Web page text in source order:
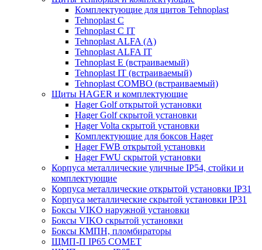
Комплектующие для щитов Tehnoplast
Tehnoplast C
Tehnoplast C IT
Tehnoplast ALFA (А)
Tehnoplast ALFA IT
Tehnoplast E (встраиваемый)
Tehnoplast IT (встраиваемый)
Tehnoplast COMBO (встраиваемый)
Щиты HAGER и комплектующие
Hager Golf открытой установки
Hager Golf скрытой установки
Hager Volta скрытой установки
Комплектующие для боксов Hager
Hager FWB открытой установки
Hager FWU скрытой установки
Корпуса металлические уличные IP54, стойки и
комплектующие
Корпуса металлические открытой установки IP31
Корпуса металлические скрытой установки IP31
Боксы VIKO наружной установки
Боксы VIKO скрытой установки
Боксы КМПН, пломбираторы
ЩМП-П IP65 COMET